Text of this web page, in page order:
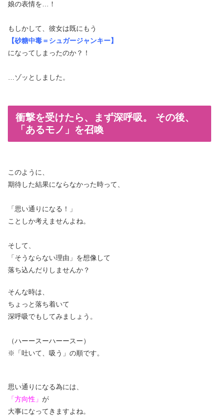
娘の表情を…！
もしかして、彼女は既にもう
【砂糖中毒＝シュガージャンキー】
になってしまったのか？！
…ゾッとしました。
衝撃を受けたら、まず深呼吸。 その後、
「あるモノ」を召喚
このように、
期待した結果にならなかった時って、
「思い通りになる！」
ことしか考えませんよね。
そして、
「そうならない理由」を想像して
落ち込んだりしませんか？
そんな時は、
ちょっと落ち着いて
深呼吸でもしてみましょう。
（ハーースーハーースー）
※「吐いて、吸う」の順です。
思い通りになる為には、
「方向性」 が
大事になってきますよね。